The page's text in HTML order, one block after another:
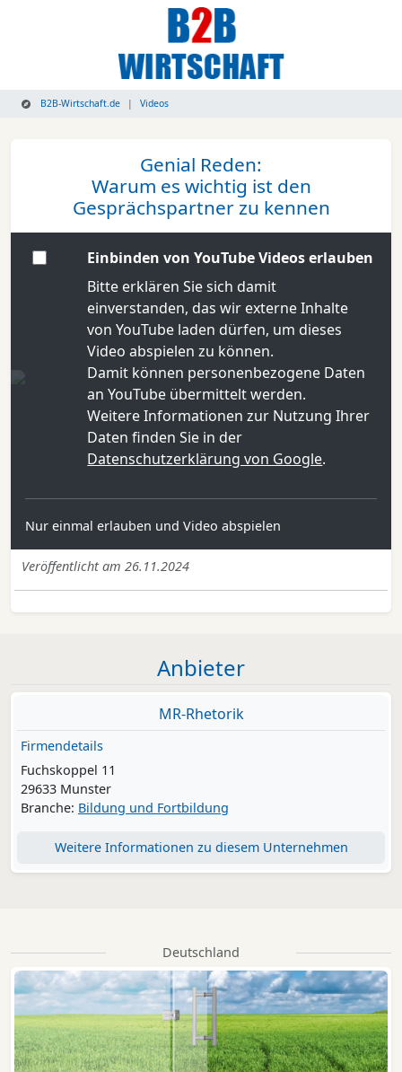
B2B-Wirtschaft.de Videos
Genial Reden:
Warum es wichtig ist den
Gesprächspartner zu kennen
Einbinden von YouTube Videos erlauben
Bitte erklären Sie sich damit
einverstanden, das wir externe Inhalte
von YouTube laden dürfen, um dieses
Video abspielen zu können.
Damit können personenbezogene Daten
an YouTube übermittelt werden.
Weitere Informationen zur Nutzung Ihrer
Daten finden Sie in der
Datenschutzerklärung von Google.
Nur einmal erlauben und Video abspielen
Veröffentlicht am 26.11.2024
Anbieter
MR-Rhetorik
Firmendetails
Fuchskoppel 11
29633 Munster
Branche: Bildung und Fortbildung
Weitere Informationen zu diesem Unternehmen
Deutschland